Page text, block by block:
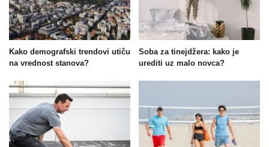
Kako demografski trendovi utiču
na vrednost stanova?
Soba za tinejdžera: kako je
urediti uz malo novca?